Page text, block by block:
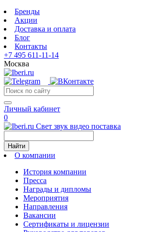
Бренды
Акции
Доставка и оплата
Блог
Контакты
+7 495 611-11-14
Москва
Личный кабинет
0
Свет звук видео поставка
Найти
О компании
История компании
Пресса
Награды и дипломы
Мероприятия
Направления
Вакансии
Сертификаты и лицензии